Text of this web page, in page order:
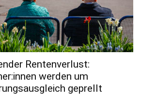
Rentenverlust:
werden um
geprellt